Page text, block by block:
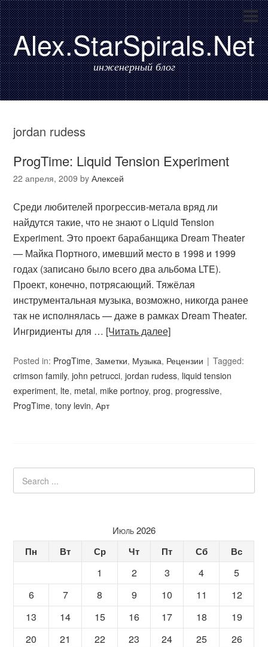
Alex.StarSpirals.Net
инженерный блог
jordan rudess
ProgTime: Liquid Tension Experiment
22 апреля, 2009 byАлексей
Среди любителей прогрессив-метала вряд ли
найдутся такие, что не знают о Liquid Tension
Experiment. Это проект барабанщика Dream Theater
— Майка Портного, имевший место в 1998 и 1999
годах (записано было всего два альбома LTE).
Проект, конечно, потрясающий. Тяжёлая
инструментальная музыка, возможно, никогда ранее
так не исполнялась — даже в рамках Dream Theater.
Ингридиенты для … [Читать далее]
Posted in: ProgTime,Заметки, Музыка, Рецензии
Tagged:
crimson family,john petrucci,jordan rudess, liquid tension
experiment, lte, metal, mike portnoy,prog,progressive,
ProgTime,tony levin,Арт
Июль 2026
Пн Вт Ср Чт Пт Сб Вс
1 2 3 4
5
6
7 8 9 10 11
12
13
14 15 16 17 18
19
20
21 22 23 24 25
26